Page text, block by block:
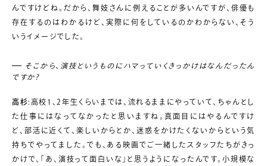
んですけどね。だから、舞妓さんに例えることが多いんですが、俳優も
存在するのはわかるけど、実際に何をしているのかわからない、そう
いうイメージでした。
そこから、演技というものにハマっていくきっかけはなんだったん
ですか?
高杉:高校1、2年生くらいまでは、流れるままにやっていて、ちゃんとし
た仕事にはなってなかったと思いますね。真面目にはやるんですけ
ど、部活に近くて、楽しいからとか、迷惑をかけたくないからという気
持ちでやってました。でも、ある映画でご一緒したスタッフたちがきっ
かけで、「あ、演技って面白いな」と思うようになったんです。小規模な